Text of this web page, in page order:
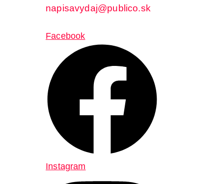
napisavydaj@publico.sk
Facebook
Instagram